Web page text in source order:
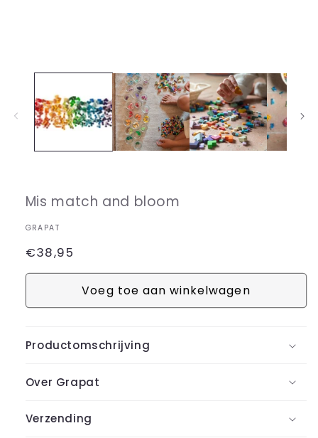
Mis match and bloom
GRAPAT
Normale
prijs
€38,95
Voeg toe aan winkelwagen
Productomschrijving
Over Grapat
Verzending